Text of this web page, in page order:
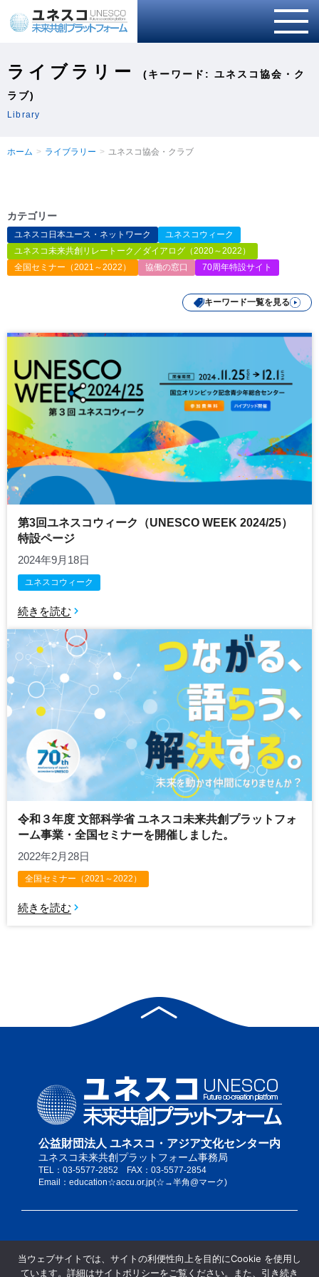
ライブラリー
(キーワード: ユネスコ協会・ク
ラブ)
Library
ホーム ライブラリー ユネスコ協会・クラブ
カテゴリー
ユネスコ日本ユース・ネットワーク
ユネスコウィーク
ユネスコ未来共創リレートーク／ダイアログ（2020～2022）
全国セミナー（2021～2022）
協働の窓口 70周年特設サイト
キーワード一覧を見る
第3回ユネスコウィーク（UNESCO WEEK 2024/25）
特設ページ
2024年9月18日
ユネスコウィーク
続きを読む
令和３年度 文部科学省 ユネスコ未来共創プラットフォ
ーム事業・全国セミナーを開催しました。
2022年2月28日
全国セミナー（2021～2022）
続きを読む
公益財団法人 ユネスコ・アジア文化センター内
ユネスコ未来共創プラットフォーム事務局
TEL：03-5577-2852 FAX：03-5577-2854
Email：education☆accu.or.jp(☆→半角@マーク)
サイトポリシー
当ウェブサイトでは、サイトの利便性向上を目的にCookie を使用し
ています。詳細はサイトポリシーをご覧ください。また、引き続き